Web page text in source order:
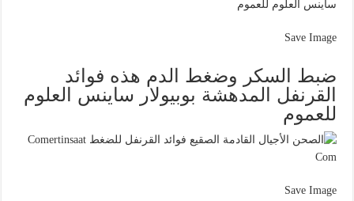
Save Image
ضبط السكر وضغط الدم هذه فوائد
القرنفل المدهشة بوبيولار ساينس العلوم
للعموم
Save Image